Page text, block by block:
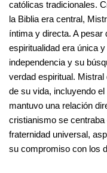
católicas tradicionales.
la Biblia era central,
íntima y directa. A
espiritualidad era única
independencia y su
verdad espiritual.
de su vida, incluyendo
mantuvo una relación
cristianismo se
fraternidad universal,
su compromiso con los